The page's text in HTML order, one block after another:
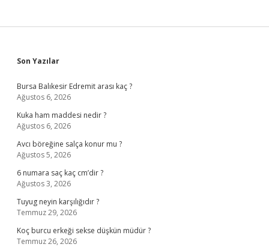
Sidebar
Son Yazılar
Bursa Balıkesir Edremit arası kaç ?
Ağustos 6, 2026
Kuka ham maddesi nedir ?
Ağustos 6, 2026
Avcı böreğine salça konur mu ?
Ağustos 5, 2026
6 numara saç kaç cm’dir ?
Ağustos 3, 2026
Tuyug neyin karşılığıdır ?
Temmuz 29, 2026
Koç burcu erkeği sekse düşkün müdür ?
Temmuz 26, 2026